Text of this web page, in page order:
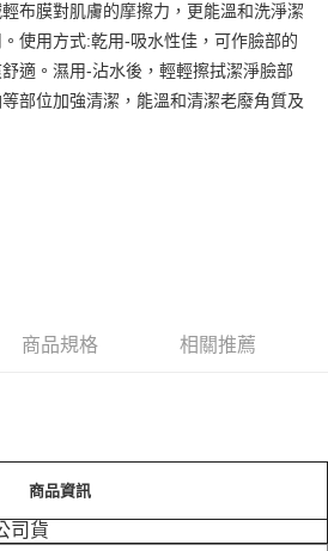
天不含預購商品］
購商品］
布膜對肌膚的摩擦力，更能溫和洗淨潔
使用方式:乾用-吸水性佳，可作臉部的
適。濕用-沾水後，輕輕擦拭潔淨臉部
部位加強清潔，能溫和清潔老廢角質及
商品規格 相關推薦
商品資訊
司貨